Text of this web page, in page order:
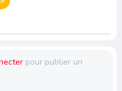
pour publier un